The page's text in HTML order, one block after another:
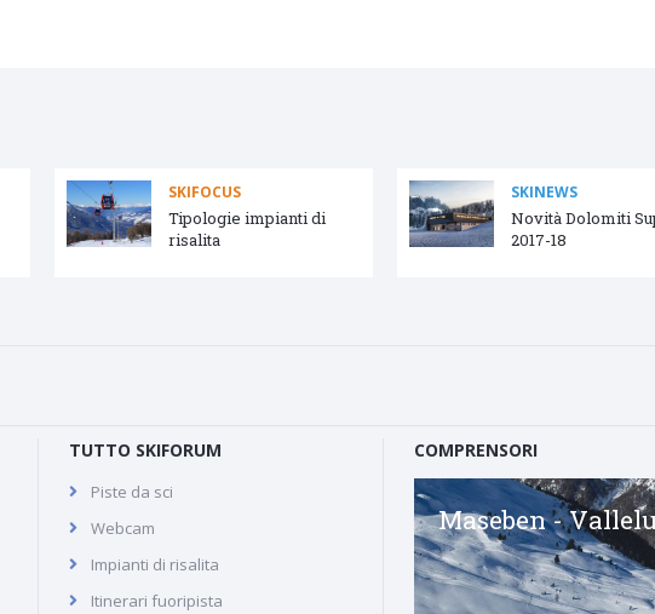
SKIFOCUS
Tipologie impianti di
risalita
SKINEWS
Novità Dolomiti
2017-18
TUTTO SKIFORUM
Piste da sci
Webcam
Impianti di risalita
Itinerari fuoripista
COMPRENSORI
Courmayeur - Monte
Bianco
Maseben -